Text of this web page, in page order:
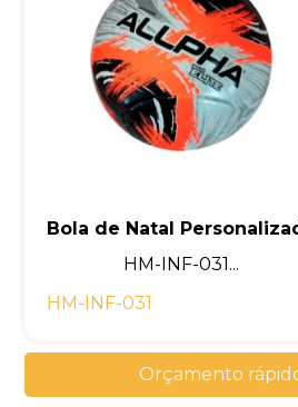
Bola de Natal
HM-INF-031...
HM-INF-031
Orçamento